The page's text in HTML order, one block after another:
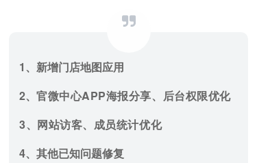
1、 新增门店地图应用
2、 官微中心APP海报分享、后台权限优化
3、 网站访客、成员统计优化
4、 其他已知问题修复